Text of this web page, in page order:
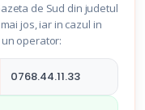
de Sud din judetul
jos, iar in cazul in
operator:
0768.44.11.33